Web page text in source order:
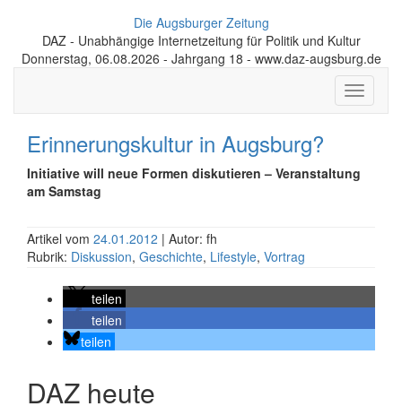
Die Augsburger Zeitung
DAZ - Unabhängige Internetzeitung für Politik und Kultur
Donnerstag, 06.08.2026 - Jahrgang 18 - www.daz-augsburg.de
Toggle
Erinnerungskultur in Augsburg?
Initiative will neue Formen diskutieren – Veranstaltung
am Samstag
Artikel vom 24.01.2012 | Autor: fh
Rubrik: Diskussion, Geschichte, Lifestyle, Vortrag
teilen
teilen
teilen
DAZ heute